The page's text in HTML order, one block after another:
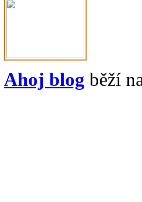
Ahoj blog běží